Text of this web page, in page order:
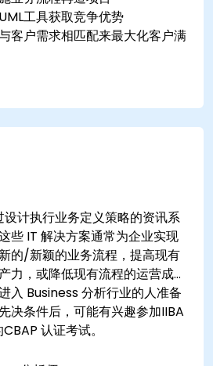
工具获取竞争优势
客户需求相匹配来最大化客户满
新设计工作流程和结构
确保最佳实践
计执行业务定义策略的资讯系
些 IT 解决方案通常为企业实现
的/新颖的业务流程，提高现有
力，或降低现有流程的运营成
入 Business 分析行业的人准备
决条件后，可能有兴趣参加IIBA
认证考试。